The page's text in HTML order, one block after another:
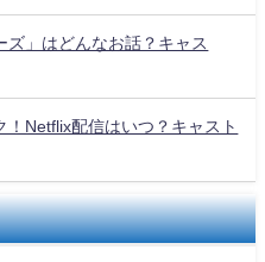
」はどんなお話？キャス
！Netflix配信はいつ？キャスト